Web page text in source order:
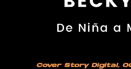
Cover Story Digital,